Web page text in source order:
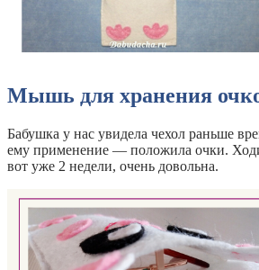
Мышь для хранения
Бабушка у нас увидела чехол раньше
ему применение — положила очки.
вот уже 2 недели, очень довольна.